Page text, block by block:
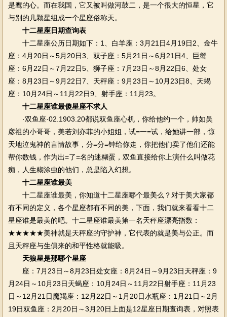
是鹰的心。而在我国，它又被叫做河鼓二，是一个很大的恒星，它
与别的几颗星组成一个星座俗称天。
十二星座日期查询表
十二星座公历日期如下：1、白羊座：3月21日4月19日2、金牛
座：4月20日～5月20日3、双子座：5月21日～6月21日4、巨蟹
座：6月22日～7月22日5、狮子座：7月23日～8月22日6、处女
座：8月23日～9月22日7、天秤座：9月23日～10月23日8、天蝎
座：10月24日～11月22日9、射手座：11月23。
十二星座谁最傻星座不求人
·双鱼座·02.1903.20都说双鱼座心机，你给他约一个，帅如吴
彦祖的小哥哥，美若刘亦菲的小姐姐，试=一=试，给她讲一部，惊
天地泣鬼神的言情故事，分=分=钟给你走，你把他们卖了他们还能
帮你数钱，作为出=了=名的迷糊蛋，双鱼直接给你上演什么叫做花
痴，人生糊涂虫的他们，总是陷入幻想。
十二星座谁最美
十二星座谁最美，你知道十二星座哪个最美么？对于美大家都
有不同的定义，各个星座都有不同的美，下面，我们就来看看十二
星座谁是最美的吧。十二星座谁最美第一名天秤座漂亮指数：
★★★★★美神就是天秤座的守护神，它代表的就是美与公正。而
且天秤座与生俱来的和平性格就能吸。
天狼星是那哪个星座
座：7月23日～8月23日处女座：8月24日～9月23日天秤座：9
月24日～10月23日天蝎座：10月24日～11月22日射手座：11月23
日～12月21日魔羯座：12月22日～1月20日水瓶座：1月21日～2月
19日双鱼座：2月20日～3月20日上面是12星座日期查询表，对照表